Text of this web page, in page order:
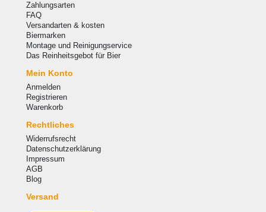
Zahlungsarten
FAQ
Versandarten & kosten
Biermarken
Montage und Reinigungservice
Das Reinheitsgebot für Bier
Mein Konto
Anmelden
Registrieren
Warenkorb
Rechtliches
Widerrufsrecht
Datenschutzerklärung
Impressum
AGB
Blog
Versand